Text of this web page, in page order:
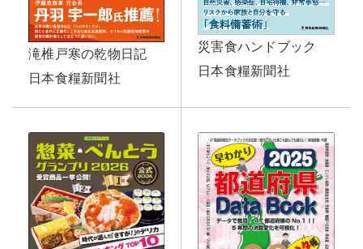
滝椎戸寒の乾物日記
日本食糧新聞社
災害食ハンドブック
日本食糧新聞社